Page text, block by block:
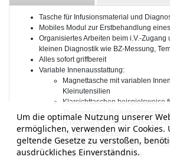
Tasche für Infusionsmaterial und
Mobiles Modul zur Erstbehandlung
Organisiertes Arbeiten beim i.V.-
kleinen Diagnostik wie BZ-Messung,
Alles sofort griffbereit
Variable Innenausstattung:
Magnettasche mit variablen
Kleinutensilien
Klarsichttaschen beispielsweise
Thermometer, Blutentnahmesets
Halterung für 8 Venenkatheter
für Infusionspflaster
Elastisches Spannsystem für
unterschiedlicher Grösse
Um die optimale Nutzung unserer
ermöglichen, verwenden wir Cookies.
geltende Gesetze zu verstoßen,
ausdrückliches Einverständnis.